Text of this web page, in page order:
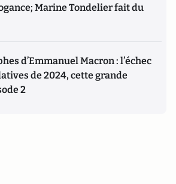
Marine Tondelier fait du
d’Emmanuel Macron : l’échec
de 2024, cette grande
2